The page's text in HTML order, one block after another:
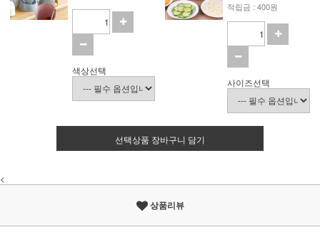
색상선택
적립금 : 400원
사이즈선택
선택상품 장바구니 담기
<
상품리뷰